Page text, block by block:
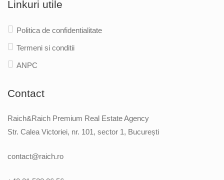
Linkuri utile
Politica de confidentialitate
Termeni si conditii
ANPC
Contact
Raich&Raich Premium Real Estate Agency
Str. Calea Victoriei, nr. 101, sector 1, București
contact@raich.ro